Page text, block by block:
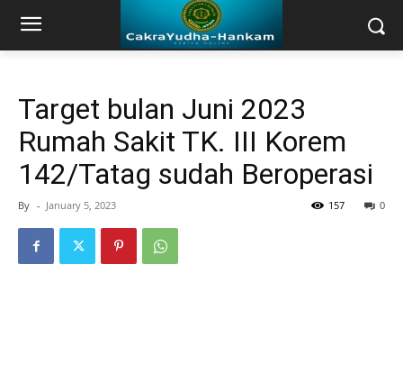
Target bulan Juni 2023
Rumah Sakit TK. III Korem
142/Tatag sudah Beroperasi
By - January 5, 2023 0
157